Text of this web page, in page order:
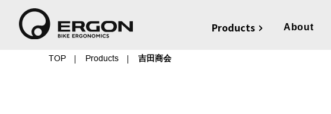
Products About
TOP Products 吉田商会